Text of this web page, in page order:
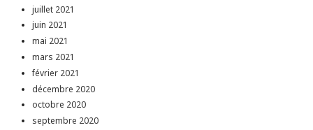
juillet 2021
juin 2021
mai 2021
mars 2021
février 2021
décembre 2020
octobre 2020
septembre 2020